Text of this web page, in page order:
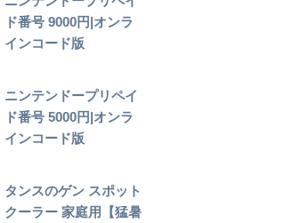
ド番号 9000円|オンラ
インコード版
ニンテンドープリペイ
ド番号 5000円|オンラ
インコード版
タンスのゲン スポット
クーラー 家庭用【猛暑